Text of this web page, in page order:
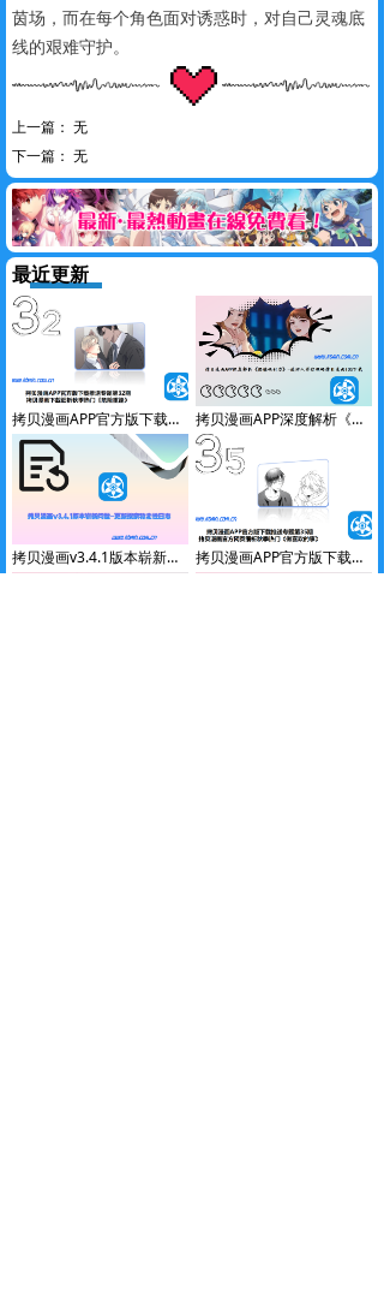
上一篇： 无
下一篇： 无
茵场，而在每个角色面对诱惑时，对自己灵魂底
线的艰难守护。
最近更新
拷贝漫画APP官方版下载推送专题第32期-拷贝漫画下载细析秋季热门《危险重逢》 拷贝漫画APP深度解析《偶像吸引力》-漫评人带你领略拷贝漫画IOS下载
拷贝漫画v3.4.1版本崭新问世-更新搜索稳定性日志 拷贝漫画APP官方版下载推送专题第35期-拷贝漫画官方网页细析秋季热门《做喜欢的事》